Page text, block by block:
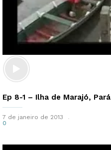
Ep 8-1 – Ilha de Marajó, Pará
7 de janeiro de 2013
0